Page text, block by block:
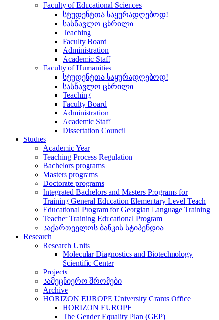
Faculty of Educational Sciences
სტუდენტთა საყურადღებოდ!
სასწავლო ცხრილი
Teaching
Faculty Board
Administration
Academic Staff
Faculty of Humanities
სტუდენტთა საყურადღებოდ!
სასწავლო ცხრილი
Teaching
Faculty Board
Administration
Academic Staff
Dissertation Council
Studies
Academic Year
Teaching Process Regulation
Bachelors programs
Masters programs
Doctorate programs
Integrated Bachelors and Masters Programs for
Training General Education Elementary Level Teach
Educational Program for Georgian Language Training
Teacher Training Educational Program
საქართველოს ბანკის სტიპენდია
Research
Research Units
Molecular Diagnostics and Biotechnology
Scientific Center
Projects
სამეცნიერო შრომები
Archive
HORIZON EUROPE University Grants Office
HORIZON EUROPE
The Gender Equality Plan (GEP)